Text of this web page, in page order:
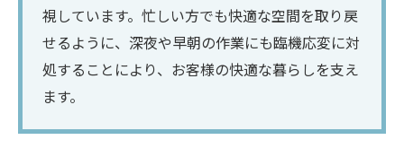
視しています。忙しい方でも快適な空間を取り戻
せるように、深夜や早朝の作業にも臨機応変に対
処することにより、お客様の快適な暮らしを支え
ます。